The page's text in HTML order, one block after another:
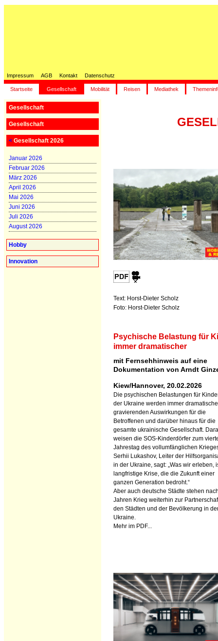
Impressum AGB Kontakt Datenschutz
Startseite Gesellschaft Mobilität Reisen Mediathek
Gesellschaft
Gesellschaft
< Gesellschaft 2026
Januar 2026
Februar 2026
März 2026
April 2026
Mai 2026
Juni 2026
Juli 2026
August 2026
Hobby
Innovation
Text: Horst-Dieter Scholz
Foto: Horst-Dieter Scholz
Psychische Belastung für
immer dramatischer
mit Fernsehhinweis auf eine
Dokumentation von Arndt
Kiew/Hannover, 20.02.2026
Die psychischen Belastungen für
der Ukraine werden immer
gravierenden Auswirkungen für die
Betroffenen und darüber hinaus für die
gesamte ukrainische Gesellschaft.
weisen die SOS-Kinderdörfer zum
Jahrestag des vollumfänglichen
Serhii Lukashov, Leiter der
in der Ukraine, sagt: „Was wir erleben,
langfristige Krise, die die Zukunft einer
ganzen Generation bedroht.“
Aber auch deutsche Städte stehen
Jahren Krieg weiterhin zur
den Städten und der Bevölkerung in
Ukraine.
Mehr im PDF...